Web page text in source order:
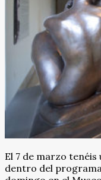
El 7 de marzo tenéis
dentro del